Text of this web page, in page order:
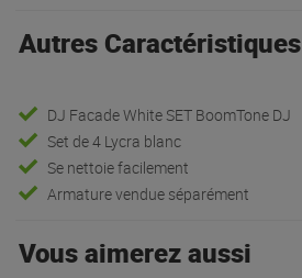
Autres Caractéristiques
DJ Facade White SET BoomTone DJ
Set de 4 Lycra blanc
Se nettoie facilement
Armature vendue séparément
Vous aimerez aussi